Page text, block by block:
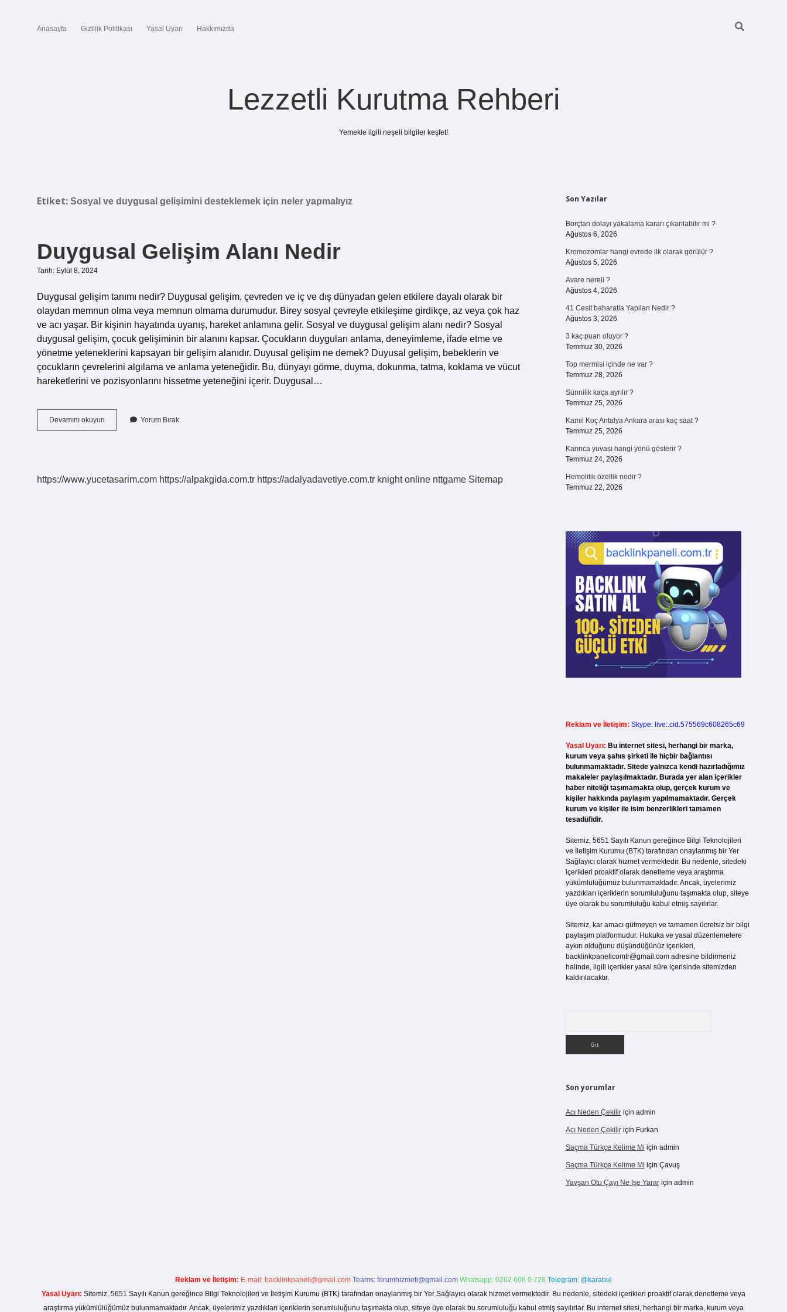
Anasayfa Gizlilik Politikası Yasal Uyarı Hakkımızda
Lezzetli Kurutma Rehberi
Yemekle ilgili neşeli bilgiler keşfet!
Etiket: Sosyal ve duygusal gelişimini desteklemek için neler yapmalıyız
Duygusal Gelişim Alanı Nedir
Tarih: Eylül 8, 2024
Duygusal gelişim tanımı nedir? Duygusal gelişim, çevreden ve iç ve dış dünyadan gelen etkilere dayalı olarak bir
olaydan memnun olma veya memnun olmama durumudur. Birey sosyal çevreyle etkileşime girdikçe, az veya çok haz
ve acı yaşar. Bir kişinin hayatında uyanış, hareket anlamına gelir. Sosyal ve duygusal gelişim alanı nedir? Sosyal
duygusal gelişim, çocuk gelişiminin bir alanını kapsar. Çocukların duyguları anlama, deneyimleme, ifade etme ve
yönetme yeteneklerini kapsayan bir gelişim alanıdır. Duyusal gelişim ne demek? Duyusal gelişim, bebeklerin ve
çocukların çevrelerini algılama ve anlama yeteneğidir. Bu, dünyayı görme, duyma, dokunma, tatma, koklama ve vücut
hareketlerini ve pozisyonlarını hissetme yeteneğini içerir. Duygusal…
Devamını okuyun Duygusal
Gelişim
Yorum Bırak
https://www.yucetasarim.com https://alpakgida.com.tr https://adalyadavetiye.com.tr knight online nttgame Sitemap
Sidebar
Son Yazılar
Borçtan dolayı yakalama kararı çıkarılabilir mi ?
Ağustos 6, 2026
Kromozomlar hangi evrede ilk olarak görülür ?
Ağustos 5, 2026
Avare nereli ?
Ağustos 4, 2026
41 Cesit baharatla Yapilan Nedir ?
Ağustos 3, 2026
3 kaç puan oluyor ?
Temmuz 30, 2026
Top mermisi içinde ne var ?
Temmuz 28, 2026
Sünnilik kaça ayrılır ?
Temmuz 25, 2026
Kamil Koç Antalya Ankara arası kaç saat ?
Temmuz 25, 2026
Karınca yuvası hangi yönü gösterir ?
Temmuz 24, 2026
Hemolitik özellik nedir ?
Temmuz 22, 2026
Reklam ve İletişim: Skype: live:.cid.575569c608265c69
Yasal Uyarı: Bu internet sitesi, herhangi bir marka,
kurum veya şahıs şirketi ile hiçbir bağlantısı
bulunmamaktadır. Sitede yalnızca kendi hazırladığımız
makaleler paylaşılmaktadır. Burada yer alan içerikler
haber niteliği taşımamakta olup, gerçek kurum ve
kişiler hakkında paylaşım yapılmamaktadır. Gerçek
kurum ve kişiler ile isim benzerlikleri tamamen
tesadüfidir.
Sitemiz, 5651 Sayılı Kanun gereğince Bilgi Teknolojileri
ve İletişim Kurumu (BTK) tarafından onaylanmış bir Yer
Sağlayıcı olarak hizmet vermektedir. Bu nedenle, sitedeki
içerikleri proaktif olarak denetleme veya araştırma
yükümlülüğümüz bulunmamaktadır. Ancak, üyelerimiz
yazdıkları içeriklerin sorumluluğunu taşımakta olup, siteye
üye olarak bu sorumluluğu kabul etmiş sayılırlar.
Sitemiz, kar amacı gütmeyen ve tamamen ücretsiz bir bilgi
paylaşım platformudur. Hukuka ve yasal düzenlemelere
aykırı olduğunu düşündüğünüz içerikleri,
backlinkpanelicomtr@gmail.comadresine bildirmeniz
halinde, ilgili içerikler yasal süre içerisinde sitemizden
kaldırılacaktır.
Son yorumlar
Acı Neden Çekiliriçin admin
Acı Neden Çekiliriçin Furkan
Saçma Türkçe Kelime Mi için admin
Saçma Türkçe Kelime Mi için Çavuş
Yavşan Otu Çayı Ne Işe Yarariçin admin
Reklam ve İletişim: E-mail: backlinkpaneli@gmail.com Teams: forumhizmeti@gmail.com Whatsapp: 0262 606 0 726 Telegram: @karabul
Yasal Uyarı: Sitemiz, 5651 Sayılı Kanun gereğince Bilgi Teknolojileri ve İletişim Kurumu (BTK) tarafından onaylanmış bir Yer Sağlayıcı olarak hizmet vermektedir. Bu nedenle, sitedeki içerikleri proaktif olarak denetleme veya
araştırma yükümlülüğümüz bulunmamaktadır. Ancak, üyelerimiz yazdıkları içeriklerin sorumluluğunu taşımakta olup, siteye üye olarak bu sorumluluğu kabul etmiş sayılırlar. Bu internet sitesi, herhangi bir marka, kurum veya